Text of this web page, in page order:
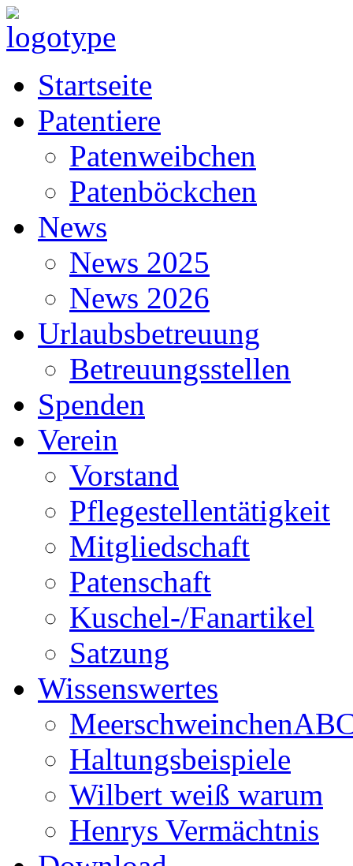
Startseite
Patentiere
Patenweibchen
Patenböckchen
News
News 2025
News 2026
Urlaubsbetreuung
Betreuungsstellen
Spenden
Verein
Vorstand
Pflegestellentätigkeit
Mitgliedschaft
Patenschaft
Kuschel-/Fanartikel
Satzung
Wissenswertes
Haltungsbeispiele
Wilbert weiß warum
Henrys Vermächtnis